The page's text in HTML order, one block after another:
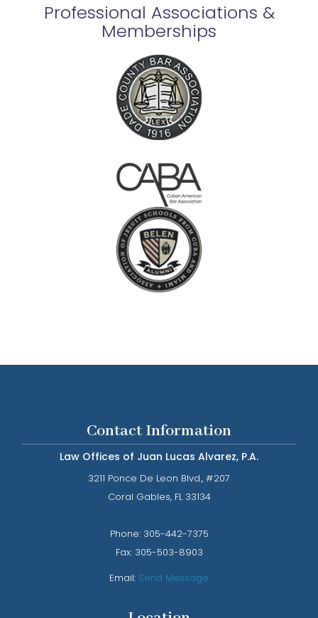
Professional Associations &
Memberships
Contact Information
Law Offices of Juan Lucas Alvarez, P.A.
3211 Ponce De Leon Blvd., #207
​​​​​​​Coral Gables, FL 33134
Phone: ​​​​​​​ 305-442-7375​​​​​​​
Fax: 305-503-8903
Email: Send Message